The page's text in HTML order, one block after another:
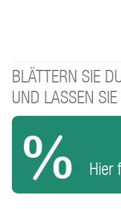
BLÄTTERN SIE
UND LASSEN
Hier